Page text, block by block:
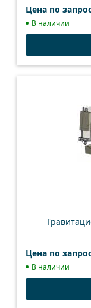
Цена по
В наличии
Цена по
В наличии